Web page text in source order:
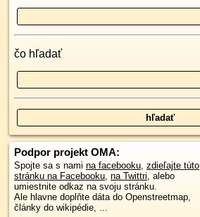
čo hľadať
Podpor projekt OMA:
Spojte sa s nami na facebooku, zdieľajte túto
stránku na Facebooku, na Twittri, alebo
umiestnite odkaz na svoju stránku.
Ale hlavne doplňte dáta do Openstreetmap,
články do wikipédie, ...